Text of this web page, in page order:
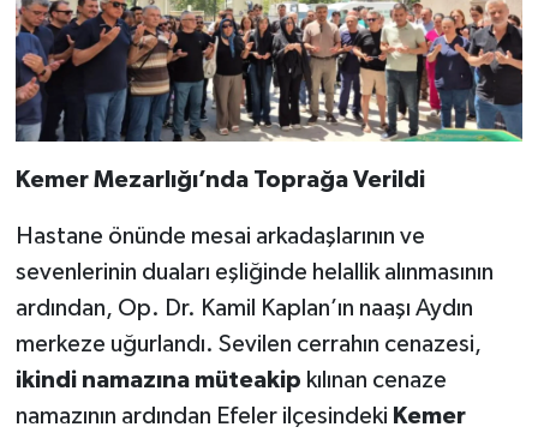
Kemer Mezarlığı’nda Toprağa Verildi
Hastane önünde mesai arkadaşlarının ve
sevenlerinin duaları eşliğinde helallik alınmasının
ardından, Op. Dr. Kamil Kaplan’ın naaşı Aydın
merkeze uğurlandı. Sevilen cerrahın cenazesi,
ikindi namazına müteakip kılınan cenaze
namazının ardından Efeler ilçesindeki Kemer